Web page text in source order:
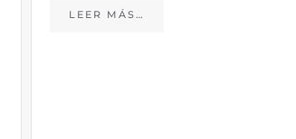
LEER MÁS…